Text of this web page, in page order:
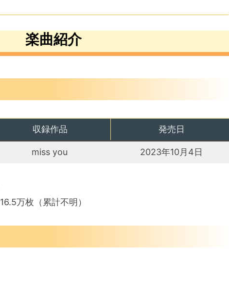
楽曲紹介
収録作品 発売日
miss you 2023年10月4日
万枚（累計不明）